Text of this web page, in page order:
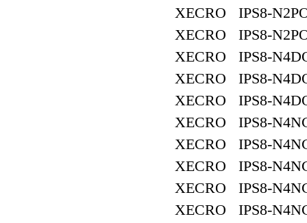
XECRO IPS8-
XECRO IPS8-
XECRO IPS8-
XECRO IPS8-
XECRO IPS8-
XECRO IPS8-
XECRO IPS8-
XECRO IPS8-
XECRO IPS8-
XECRO IPS8-